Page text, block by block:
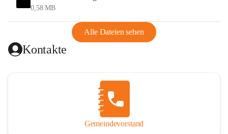
und Ungarn war. Dadurch war Wörterberg von Wörth
Aus diesem Grund war die Bevölkerung dazu gezwungen,
Schmuggel zu betreiben. Es kam oft zu nächtlichen
Überfällen und Schießereien. Erst mit dem Anschluss des
wirtschaftlich ging es bergauf. Dieser Aufschwung endete
1926. Es folgten Arbeitslosigkeit, Preissteigerung und
Unanbringlichkeit von Produkten. Daher wurde der
Anschluss an das Deutsche Reich begrüßt. Als der Zweite
Weltkrieg ausbrach, schwang die Stimmung um. Es starben
0,58 MB
Alle Dateien sehen
Kontakte
Gemeindevorstand